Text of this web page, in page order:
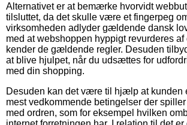
Alternativet er at bemærke hvorvidt
tilsluttet, da det skulle være et fingerpeg
virksomheden adlyder gældende dansk
med at webshoppen hyppigt revurderes af
kender de gældende regler. Desuden
at blive hjulpet, når du udsættes for
med din shopping.
Desuden kan det være til hjælp at kunden
mest vedkommende betingelser der
med ordren, som for eksempel hvilken